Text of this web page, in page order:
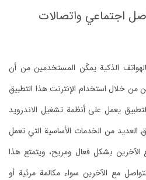
اجتماعي واتصالات
الذكية يمكّن المستخدمين من أن
من خلال استخدام الإنترنت هذا التطبيق
يعمل على أنظمة تشغيل الاندرويد
العديد من الخدمات الأساسية التي تعمل
الآخرين بشكل فعال ومريح، ويتمتع هذا
مع الآخرين سواء مكالمة مرئية أو